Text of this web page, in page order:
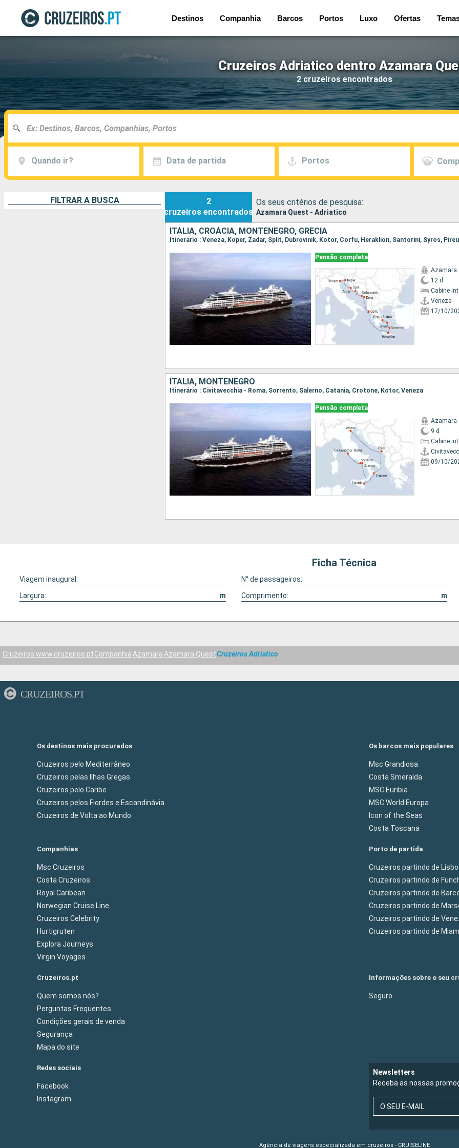
Destinos Companhia Barcos Portos Luxo Ofertas
Cruzeiros Adriatico dentro Azamara
2 cruzeiros encontrados
Quando ir? Data de partida Portos
FILTRAR A BUSCA
2
cruzeiros encontrados
Os seus critérios de pesquisa:
Azamara Quest - Adriatico
ITÁLIA, CROÁCIA, MONTENEGRO, GRÉCIA
Itinerário : Veneza, Koper, Zadar, Split, Dubrovinik, Kotor, Corfu, Heraklion, Santorini, Syros,
Pensão completa
Azamara
12 d
Cabine
Veneza
17/10/
ITÁLIA, MONTENEGRO
Itinerário : Civitavecchia - Roma, Sorrento, Salerno, Catania, Crotone, Kotor, Veneza
Pensão completa
Azamara
9 d
Cabine
09/10/
Ficha Técnica
Viagem inaugural: N° de passageiros:
Largura:
m Comprimento: m
Cruzeiros www.cruzeiros.ptCompanhiaAzamaraAzamara QuestCruzeiros Adriatico
CRUZEIROS.PT
Os destinos mais procurados
Cruzeiros pelo Mediterrâneo
Cruzeiros pelas Ilhas Gregas
Cruzeiros pelo Caribe
Cruzeiros pelos Fiordes e Escandinávia
Cruzeiros de Volta ao Mundo
Os barcos mais populares
Msc Grandiosa
Costa Smeralda
MSC Euribia
MSC World Europa
Icon of the Seas
Costa Toscana
Companhias
Msc Cruzeiros
Costa Cruzeiros
Royal Caribean
Norwegian Cruise Line
Cruzeiros Celebrity
Hurtigruten
Explora Journeys
Virgin Voyages
Porto de partida
Cruzeiros partindo de
Cruzeiros partindo de
Cruzeiros partindo de
Cruzeiros partindo de
Cruzeiros partindo de
Cruzeiros partindo de Miam
Cruzeiros.pt
Quem somos nós?
Perguntas Frequentes
Condições gerais de venda
Segurança
Mapa do site
Informações sobre o seu
Seguro
Redes sociais
Facebook
Instagram
Newsletters
Receba as nossas
O SEU E-MAIL
Agência de viagens especializada em cruzeiros - CRUISELINE